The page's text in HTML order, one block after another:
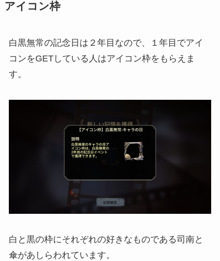
アイコン枠
白黒無常の記念日は２年目なので、１年目でアイ
コンをGETしている人はアイコン枠をもらえま
す。
白と黒の枠にそれぞれの好きなものである司南と
傘があしらわれています。